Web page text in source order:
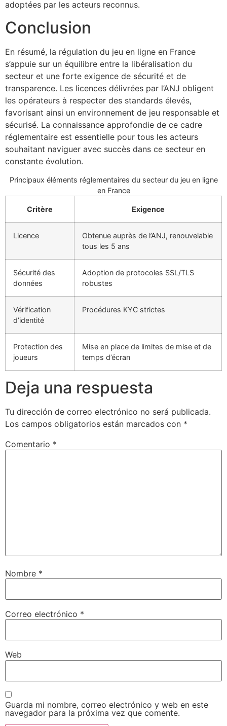
adoptées par les acteurs reconnus.
Conclusion
En résumé, la régulation du jeu en ligne en France
s’appuie sur un équilibre entre la libéralisation du
secteur et une forte exigence de sécurité et de
transparence. Les licences délivrées par l’ANJ obligent
les opérateurs à respecter des standards élevés,
favorisant ainsi un environnement de jeu responsable et
sécurisé. La connaissance approfondie de ce cadre
réglementaire est essentielle pour tous les acteurs
souhaitant naviguer avec succès dans ce secteur en
constante évolution.
Principaux éléments réglementaires du secteur du jeu en ligne
en France
Critère Exigence
Licence
Obtenue auprès de l’ANJ, renouvelable
tous les 5 ans
Sécurité des
données
Adoption de protocoles SSL/TLS
robustes
Vérification
d’identité
Procédures KYC strictes
Protection des
joueurs
Mise en place de limites de mise et de
temps d’écran
Deja una respuesta
Tu dirección de correo electrónico no será publicada.
Los campos obligatorios están marcados con *
Comentario *
Nombre *
Correo electrónico *
Web
Guarda mi nombre, correo electrónico y web en este
navegador para la próxima vez que comente.